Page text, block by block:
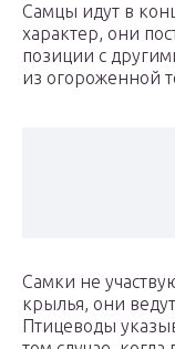
Самцы идут в
характер, они
позиции с
из огороженной
Самки не
крылья, они
Птицеводы